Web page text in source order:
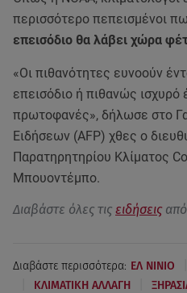
περισσότερο πεπεισμένοι
επεισόδιο θα λάβει χώρα
«Οι πιθανότητες ευνοούν
επεισόδιο ή πιθανώς ισχυρό
πρωτοφανές», δήλωσε στο
Ειδήσεων (AFP) χθες ο
Παρατηρητηρίου Κλίματος
Μπουοντέμπο.
Διαβάστε όλες τις ειδήσεις
Διαβάστε περισσότερα: ΕΛ ΝΙΝΙΟ
ΚΛΙΜΑΤΙΚΗ ΑΛΛΑΓΗ